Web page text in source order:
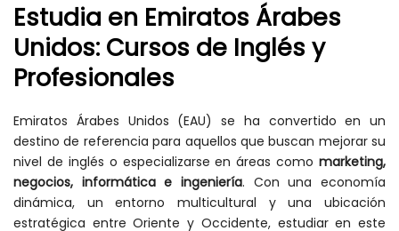
Estudia en Emiratos Árabes
Unidos: Cursos de Inglés y
Profesionales
Emiratos Árabes Unidos (EAU) se ha convertido en un
destino de referencia para aquellos que buscan mejorar su
nivel de inglés o especializarse en áreas como marketing,
negocios, informática e ingeniería. Con una economía
dinámica, un entorno multicultural y una ubicación
estratégica entre Oriente y Occidente, estudiar en este